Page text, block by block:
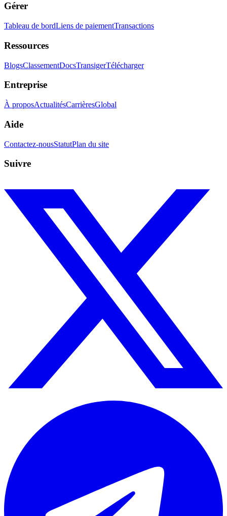
Gérer
Tableau de bordLiens de paiementTransactions
Ressources
BlogsClassementDocsTransigerTélécharger
Entreprise
À proposActualitésCarrièresGlobal
Aide
Contactez-nousStatutPlan du site
Suivre